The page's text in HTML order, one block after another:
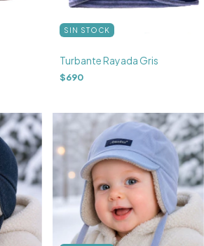
SIN STOCK
Turbante Rayada Gris
$690